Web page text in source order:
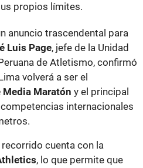
propios límites.
anuncio trascendental para
Luis Page, jefe de la Unidad
de Atletismo, confirmó
volverá a ser el
Maratón y el principal
internacionales
cuenta con la
, lo que permite que